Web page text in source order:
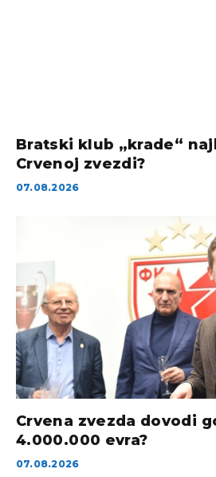
Bratski klub „krade“
Crvenoj zvezdi?
07.08.2026
Crvena zvezda dovodi
4.000.000 evra?
07.08.2026